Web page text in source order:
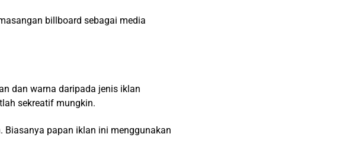
billboard sebagai media
dan warna daripada jenis iklan
sekreatif mungkin.
Biasanya papan iklan ini menggunakan